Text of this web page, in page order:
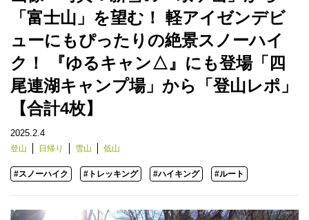
「富士山」を望む！ 軽アイゼンデビ
ューにもぴったりの絶景スノーハイ
ク！ 『ゆるキャン△』にも登場「四
尾連湖キャンプ場」から「登山レポ」
【合計4枚】
2025.2.4
登山 日帰り 雪山 低山
#スノーハイク #トレッキング #ハイキング #ルート